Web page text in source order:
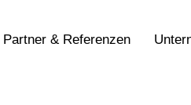
Partner & Referenzen